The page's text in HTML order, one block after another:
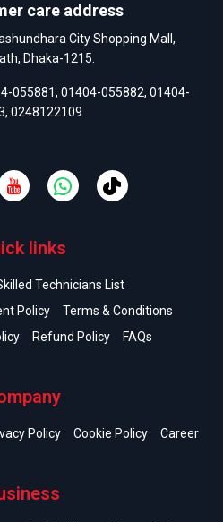
care address
City Shopping Mall,
Dhaka-1215.
055881, 01404-055882, 01404-
, 0248122109
links
Technicians List
Policy
Terms & Conditions
Refund Policy FAQs
Policy Cookie Policy Career